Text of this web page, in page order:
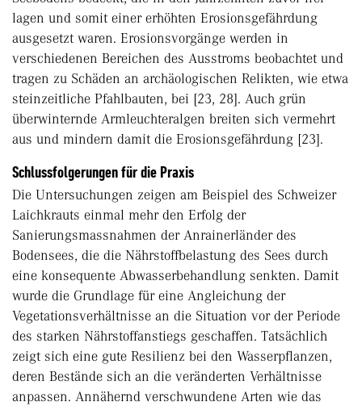
lagen und somit einer erhöhten Erosionsgefährdung
ausgesetzt waren. Erosionsvorgänge werden in
verschiedenen Bereichen des Ausstroms beobachtet und
tragen zu Schäden an archäologischen Relikten, wie etwa
steinzeitliche Pfahlbauten, bei [23, 28]. Auch grün
überwinternde Armleuchteralgen breiten sich vermehrt
aus und mindern damit die Erosionsgefährdung [23].
Schlussfolgerungen für die Praxis
Die Untersuchungen zeigen am Beispiel des Schweizer
Laichkrauts einmal mehr den Erfolg der
Sanierungsmassnahmen der Anrainerländer des
Bodensees, die die Nährstoffbelastung des Sees durch
eine konsequente Abwasserbehandlung senkten. Damit
wurde die Grundlage für eine Angleichung der
Vegetationsverhältnisse an die Situation vor der Periode
des starken Nährstoffanstiegs geschaffen. Tatsächlich
zeigt sich eine gute Resilienz bei den Wasserpflanzen,
deren Bestände sich an die veränderten Verhältnisse
anpassen. Annähernd verschwundene Arten wie das